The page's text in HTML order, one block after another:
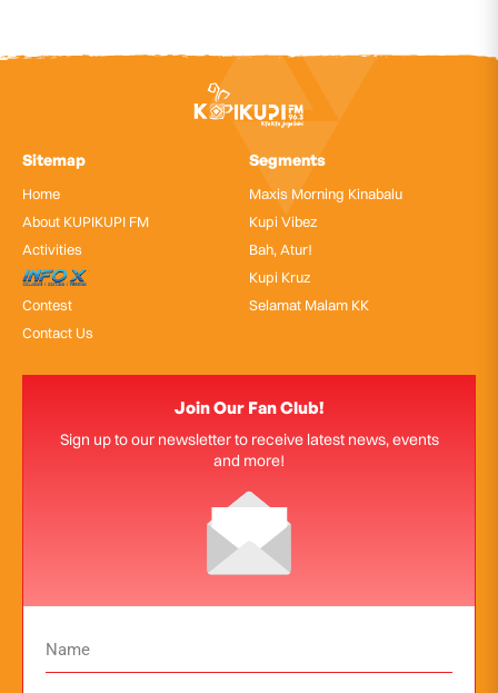
Sitemap
Home
About KUPIKUPI FM
Activities
InfoX
Contest
Contact Us
Segments
Maxis Morning Kinabalu
Kupi Vibez
Bah, Atur!
Kupi Kruz
Selamat Malam KK
Join Our Fan Club!
Sign up to our newsletter to receive latest news, events
and more!